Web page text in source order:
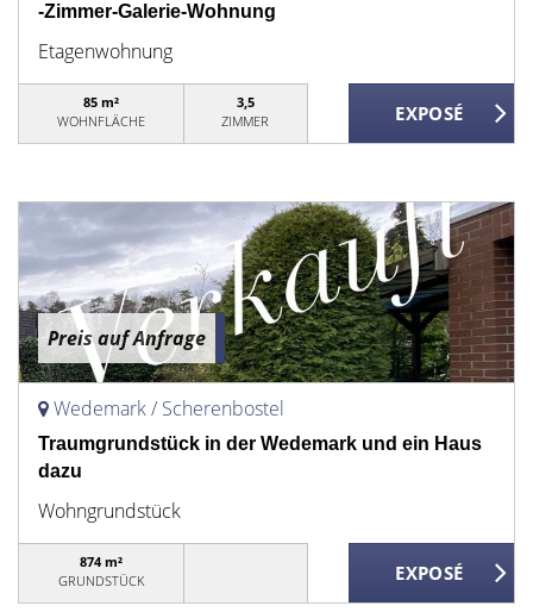
-Zimmer-Galerie-Wohnung
Etagenwohnung
85 m²
WOHNFLÄCHE
3,5
ZIMMER
Preis auf Anfrage
Wedemark / Scherenbostel
Traumgrundstück in der Wedemark und ein Haus
dazu
Wohngrundstück
874 m²
GRUNDSTÜCK